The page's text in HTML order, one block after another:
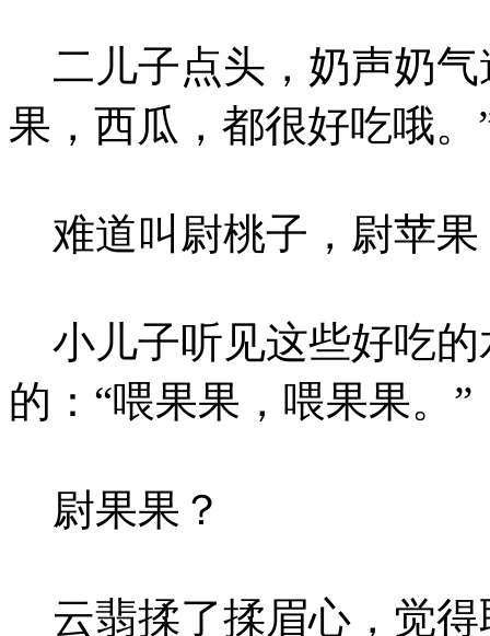
二儿子点头，奶声奶气
果，西瓜，都很好吃哦。
难道叫尉桃子，尉苹果
小儿子听见这些好吃的
的：“喂果果，喂果果。”
尉果果？
云翡揉了揉眉心，觉得